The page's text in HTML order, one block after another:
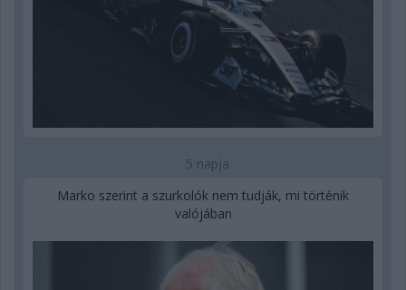
5 napja
Marko szerint a szurkolók nem tudják, mi történik
valójában